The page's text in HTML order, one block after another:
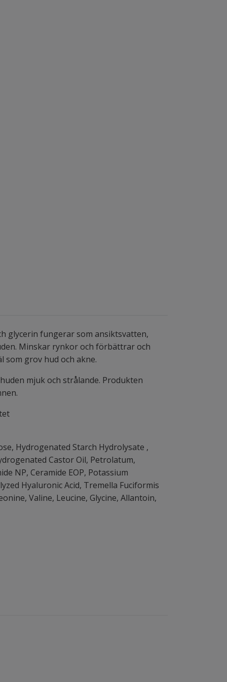
glycerin fungerar som ansiktsvatten,
Minskar rynkor och förbättrar och
grov hud och akne.
mjuk och strålande. Produkten
Hydrogenated Starch Hydrolysate ,
Castor Oil, Petrolatum,
NP, Ceramide EOP, Potassium
Hyaluronic Acid, Tremella Fuciformis
Valine, Leucine, Glycine, Allantoin,